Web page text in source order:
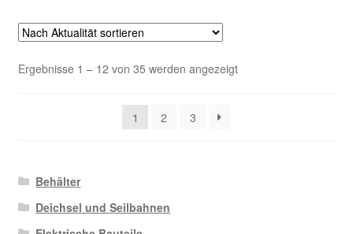
Ergebnisse 1 – 12 von 35 werden angezeigtNach
1
2 3
Behälter
Deichsel und Seilbahnen